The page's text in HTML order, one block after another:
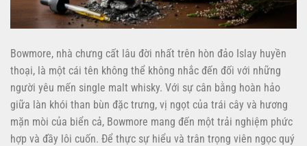
Bowmore, nhà chưng cất lâu đời nhất trên hòn đảo Islay huyền
thoại, là một cái tên không thể không nhắc đến đối với những
người yêu mến single malt whisky. Với sự cân bằng hoàn hảo
giữa làn khói than bùn đặc trưng, vị ngọt của trái cây và hương
mặn mòi của biển cả, Bowmore mang đến một trải nghiệm phức
hợp và đầy lôi cuốn. Để thực sự hiểu và trân trọng viên ngọc quý